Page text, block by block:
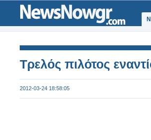
Τρελός πιλότος
2012-03-24 18:58:05